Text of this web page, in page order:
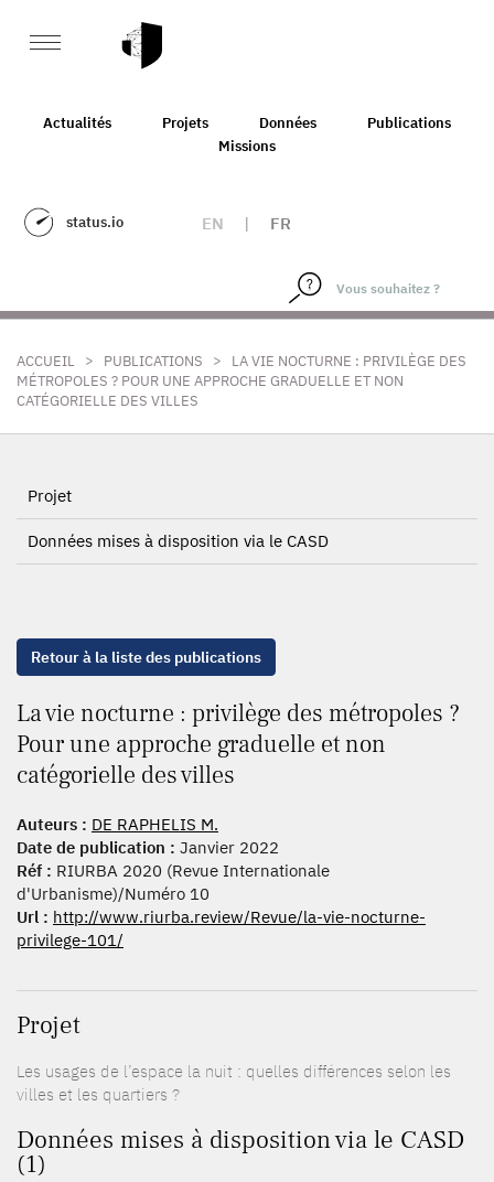
Actualités Projets Données
Publications
Missions
status.io EN | FR
ACCUEIL > PUBLICATIONS >
LA VIE NOCTURNE : PRIVILÈGE DES
MÉTROPOLES ? POUR UNE APPROCHE GRADUELLE ET NON
CATÉGORIELLE DES VILLES
Projet
Données mises à disposition via le CASD
Retour à la liste des publications
La vie nocturne : privilège des métropoles ?
Pour une approche graduelle et non
catégorielle des villes
Auteurs : DE RAPHELIS M.
Date de publication : Janvier 2022
Réf : RIURBA 2020 (Revue Internationale
d'Urbanisme)/Numéro 10
Url : http://www.riurba.review/Revue/la-vie-nocturne-
privilege-101/
Projet
Les usages de l’espace la nuit : quelles différences selon les
villes et les quartiers ?
Données mises à disposition via le CASD
(1)